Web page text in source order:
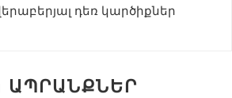
դեռ կարծիքներ
ԱՊՐԱՆՔՆԵՐ